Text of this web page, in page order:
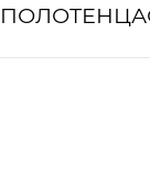
ПОЛОТЕНЦА